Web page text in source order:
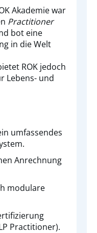
Akademie war
Practitioner
bot eine
in die Welt
ROK jedoch
Lebens- und
umfassendes
Anrechnung
modulare
Practitioner).